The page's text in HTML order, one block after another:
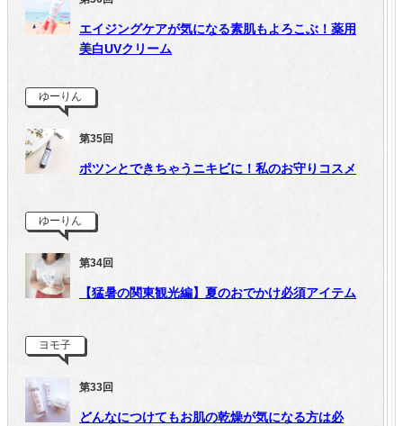
エイジングケアが気になる素肌もよろこぶ！薬用
美白UVクリーム
ゆーりん
第35回
ポツンとできちゃうニキビに！私のお守りコスメ
ゆーりん
第34回
【猛暑の関東観光編】夏のおでかけ必須アイテム
ヨモ子
第33回
どんなにつけてもお肌の乾燥が気になる方は必